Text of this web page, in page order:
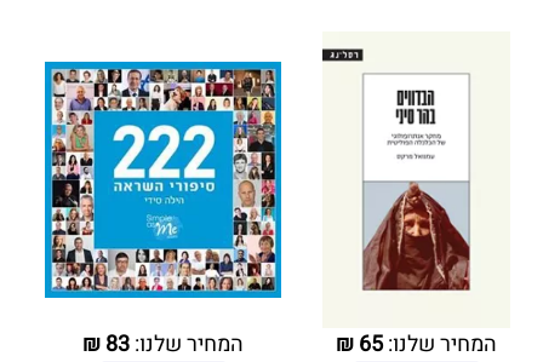
המחיר שלנו:65
₪ המחיר שלנו:83
₪